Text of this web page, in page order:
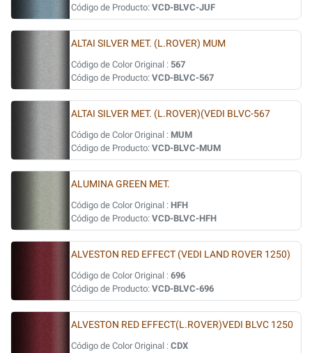
Código de Producto: VCD-BLVC-JUF
ALTAI SILVER MET. (L.ROVER) MUM
Código de Color Original : 567
Código de Producto: VCD-BLVC-567
ALTAI SILVER MET. (L.ROVER)(VEDI BLVC-567
Código de Color Original : MUM
Código de Producto: VCD-BLVC-MUM
ALUMINA GREEN MET.
Código de Color Original : HFH
Código de Producto: VCD-BLVC-HFH
ALVESTON RED EFFECT (VEDI LAND ROVER 1250)
Código de Color Original : 696
Código de Producto: VCD-BLVC-696
ALVESTON RED EFFECT(L.ROVER)VEDI BLVC 1250
Código de Color Original : CDX